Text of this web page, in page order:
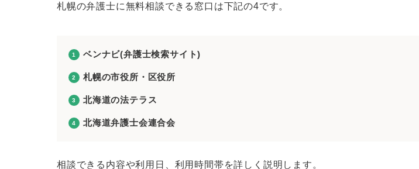
札幌の弁護士に無料相談できる窓口は下記の4です。
ベンナビ(弁護士検索サイト)
札幌の市役所・区役所
北海道の法テラス
北海道弁護士会連合会
相談できる内容や利用日、利用時間帯を詳しく説明します。